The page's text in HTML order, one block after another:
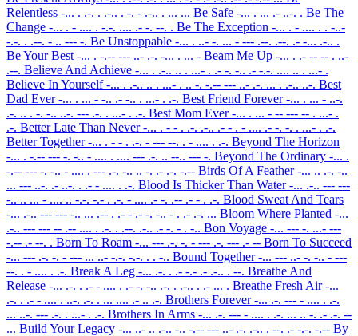
Relentless -... . .-. . .-.. . -. - .-.. . ... ... Be Safe -... . ... .- ..-. . Be The
Change -... . - .... . -.-. .... .- -. --. . Be The Exception -... . - .... . . -..-
-.-. . .--. - .. --- -. Be Unstoppable -... . ..- -. ... - --- .--. .--. .- -... .-.. .
Be Your Best -... . -.-- --- ..- .-. -... . ... - Beam Me Up -... . .- -- -- . ..-
.--. Believe And Achieve -... . .-.. .. . ...- . .- -. -.. .- -.-. .... .. . ...- .
Believe In Yourself-... . .-.. .. . ...- . .. -. -.-- --- ..- .-. ... . .-.. ..-. Best
Dad Ever-... . ... - -.. .- -.. . ...- . .-. Best Friend Forever-... . ... - ..-.
.-. .. . -. -.. ..-. --- .-. . ...- . .-. Best Mom Ever-... . ... - -- --- -- . ...- .
.-. Better Late Than Never-... . - - . .-. .-.. .- - . - .... .- -. -. . ...- . .-.
Better Together-... . - - . .-. - --- --. . - .... . .-. Beyond The Horizon
-... . -.-- --- -. -.. - .... . .... --- .-. .. --.. --- -. Beyond The Ordinary -... .
-.-- --- -. -.. - .... . --- .-. -.. .. -. .- .-. -.-- Birds Of A Feather-... .. .-. -..
... --- ..-. .- ..-. . .- - .... . .-. Blood Is Thicker Than Water-... .-.. --- ---
-.. .. ... - .... .. -.-. -.- . .-. - .... .- -. .-- .- - . .-. Blood Sweat And Tears
-... .-.. --- --- -.. ... .-- . .- - .- -. -.. - . .- .-. ... Bloom Where Planted -...
.-.. --- --- -- .-- .... . .-. . .--. .-.. .- -. - . -.. Bon Voyage -... --- -. ...- ---
-.-- .- --. . Born To Roam -... --- .-. -. - --- .-. --- .- -- Born To Succeed
-... --- .-. -. - --- ... ..- -.-. -.-. . . -.. Bound Together-... --- ..- -. -.. - ---
--. . - .... . .-. Break A Leg -... .-. . .- -.- .- .-.. . --. Breathe And
Release -... .-. . .- - .... . .- -. -.. .-. . .-.. . .- ... . Breathe Fresh Air-...
.-. . .- - .... . ..-. .-. . ... .... .- .. .-. Brothers Forever-... .-. --- - .... . .-.
... ..-. --- .-. . ...- . .-. Brothers In Arms -... .-. --- - .... . .-. ... .. -. .- .-. --
... Build Your Legacy -... ..- .. .-.. -.. -.-- --- ..- .-. .-.. . --. .- -.-. -.-- By